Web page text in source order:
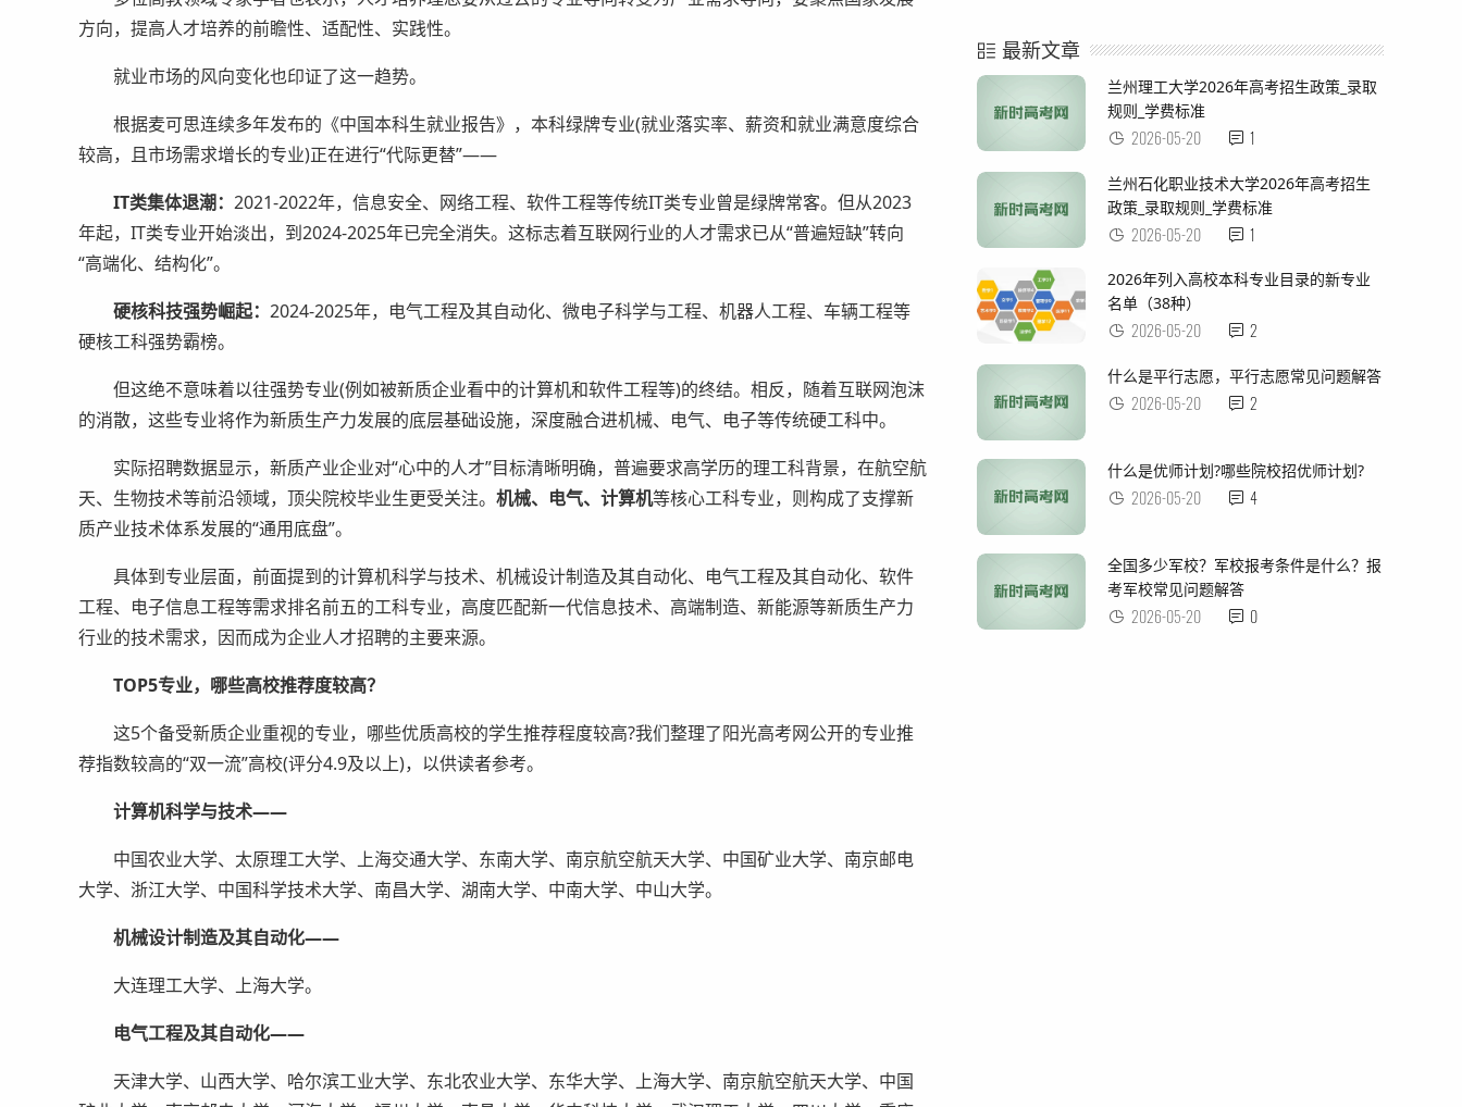
方向，提高人才培养的前瞻性、适配性、实践性。
就业市场的风向变化也印证了这一趋势。
根据麦可思连续多年发布的《中国本科生就业报告》，本科绿牌专业(就业落实率、薪资和就业满意度综合
较高，且市场需求增长的专业)正在进行“代际更替”——
IT类集体退潮： 2021-2022年，信息安全、网络工程、软件工程等传统IT类专业曾是绿牌常客。但从2023
年起，IT类专业开始淡出，到2024-2025年已完全消失。这标志着互联网行业的人才需求已从“普遍短缺”转向
“高端化、结构化”。
硬核科技强势崛起： 2024-2025年，电气工程及其自动化、微电子科学与工程、机器人工程、车辆工程等
硬核工科强势霸榜。
但这绝不意味着以往强势专业(例如被新质企业看中的计算机和软件工程等)的终结。相反，随着互联网泡沫
的消散，这些专业将作为新质生产力发展的底层基础设施，深度融合进机械、电气、电子等传统硬工科中。
实际招聘数据显示，新质产业企业对“心中的人才”目标清晰明确，普遍要求高学历的理工科背景，在航空航
天、生物技术等前沿领域，顶尖院校毕业生更受关注。 机械、电气、计算机等核心工科专业，则构成了支撑新
质产业技术体系发展的“通用底盘”。
具体到专业层面，前面提到的计算机科学与技术、机械设计制造及其自动化、电气工程及其自动化、软件
工程、电子信息工程等需求排名前五的工科专业，高度匹配新一代信息技术、高端制造、新能源等新质生产力
行业的技术需求，因而成为企业人才招聘的主要来源。
TOP5专业，哪些高校推荐度较高？
这5个备受新质企业重视的专业，哪些优质高校的学生推荐程度较高?我们整理了阳光高考网公开的专业推
荐指数较高的“双一流”高校(评分4.9及以上)，以供读者参考。
计算机科学与技术——
中国农业大学、太原理工大学、上海交通大学、东南大学、南京航空航天大学、中国矿业大学、南京邮电
大学、浙江大学、中国科学技术大学、南昌大学、湖南大学、中南大学、中山大学。
机械设计制造及其自动化——
大连理工大学、上海大学。
电气工程及其自动化——
天津大学、山西大学、哈尔滨工业大学、东北农业大学、东华大学、上海大学、南京航空航天大学、中国
最新文章
兰州理工大学2026年高考招生政策_录取
规则_学费标准
2026-05-20 1
兰州石化职业技术大学2026年高考招生
政策_录取规则_学费标准
2026-05-20 1
2026年列入高校本科专业目录的新专业
名单（38种）
2026-05-20 2
什么是平行志愿，平行志愿常见问题解答
2026-05-20 2
什么是优师计划?哪些院校招优师计划?
2026-05-20 4
全国多少军校？军校报考条件是什么？报
考军校常见问题解答
2026-05-20 0